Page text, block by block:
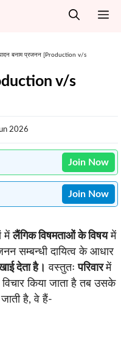
बनाम प्रजनन [Production v/s
v/s
2026
Join Now
Join Now
मेंलैंगिक विषमताओं के विषयमें
सम्बन्धी दायित्व के आधार
देता है। वस्तुतःपरिवारमें
किया जाता है तब उसके
जाती है, वे हैं-